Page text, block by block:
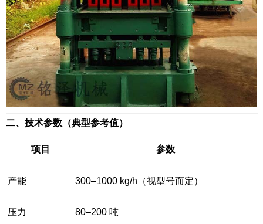
二、技术参数（典型参考值）
项目 参数
产能 300–1000 kg/h（视型号而定）
压力 80–200 吨